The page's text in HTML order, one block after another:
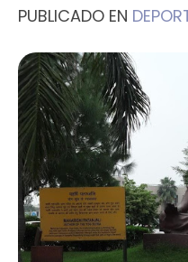
PUBLICADO EN